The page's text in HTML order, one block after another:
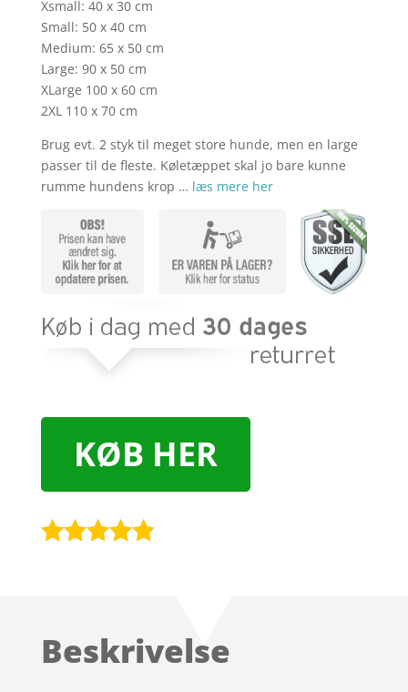
Xsmall: 40 x 30 cm
Small: 50 x 40 cm
Medium: 65 x 50 cm
Large: 90 x 50 cm
XLarge 100 x 60 cm
2XL 110 x 70 cm
Brug evt. 2 styk til meget store hunde, men en large
passer til de fleste. Køletæppet skal jo bare kunne
rumme hundens krop … læs mere her
KØB HER
kundebedø
Beskrivelse